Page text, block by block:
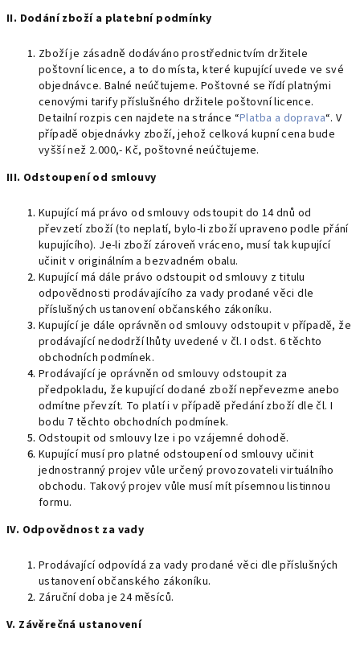
II. Dodání zboží a platební podmínky
Zboží je zásadně dodáváno prostřednictvím držitele
poštovní licence, a to do místa, které kupující uvede ve své
objednávce. Balné neúčtujeme. Poštovné se řídí platnými
cenovými tarify příslušného držitele poštovní licence.
Detailní rozpis cen najdete na stránce “Platba a doprava“. V
případě objednávky zboží, jehož celková kupní cena bude
vyšší než 2.000,- Kč, poštovné neúčtujeme.
III. Odstoupení od smlouvy
Kupující má právo od smlouvy odstoupit do 14 dnů od
převzetí zboží (to neplatí, bylo-li zboží upraveno podle přání
kupujícího). Je-li zboží zároveň vráceno, musí tak kupující
učinit v originálním a bezvadném obalu.
Kupující má dále právo odstoupit od smlouvy z titulu
odpovědnosti prodávajícího za vady prodané věci dle
příslušných ustanovení občanského zákoníku.
Kupující je dále oprávněn od smlouvy odstoupit v případě, že
prodávající nedodrží lhůty uvedené v čl. I odst. 6 těchto
obchodních podmínek.
Prodávající je oprávněn od smlouvy odstoupit za
předpokladu, že kupující dodané zboží nepřevezme anebo
odmítne převzít. To platí i v případě předání zboží dle čl. I
bodu 7 těchto obchodních podmínek.
Odstoupit od smlouvy lze i po vzájemné dohodě.
Kupující musí pro platné odstoupení od smlouvy učinit
jednostranný projev vůle určený provozovateli virtuálního
obchodu. Takový projev vůle musí mít písemnou listinnou
formu.
IV. Odpovědnost za vady
Prodávající odpovídá za vady prodané věci dle příslušných
ustanovení občanského zákoníku.
Záruční doba je 24 měsíců.
V. Závěrečná ustanovení